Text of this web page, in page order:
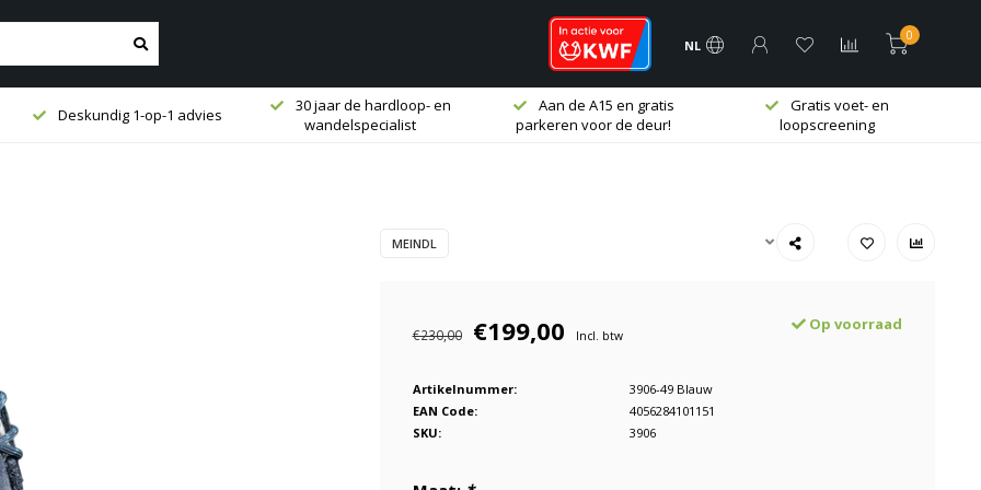
NL
0
Deskundig 1-op-1 advies
30 jaar de hardloop- en
wandelspecialist
Aan de A15 en gratis
parkeren voor de deur!
Gratis voet- en
loopscreening
MEINDL
€230,00 €199,00 Incl. btw
Op voorraad
Artikelnummer:
3906-49 Blauw
EAN Code:
4056284101151
SKU:
3906